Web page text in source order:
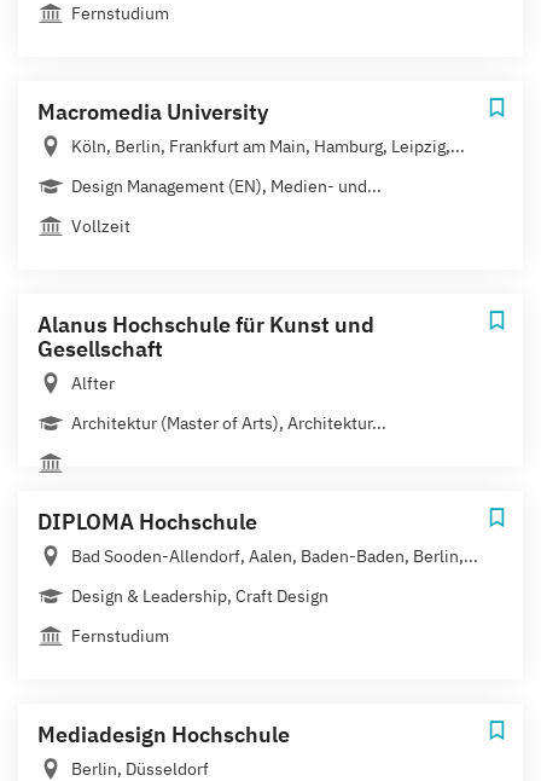
Fernstudium
Macromedia University
Köln, Berlin, Frankfurt am Main, Hamburg, Leipzig,...
Design Management (EN), Medien- und...
Vollzeit
Alanus Hochschule für Kunst und
Gesellschaft
Alfter
Architektur (Master of Arts), Architektur...
DIPLOMA Hochschule
Bad Sooden-Allendorf, Aalen, Baden-Baden, Berlin,...
Design & Leadership, Craft Design
Fernstudium
Mediadesign Hochschule
Berlin, Düsseldorf